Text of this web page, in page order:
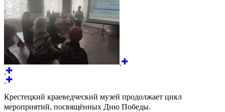
Крестецкий краеведческий музей продолжает цикл
мероприятий, посвящённых Дню Победы.